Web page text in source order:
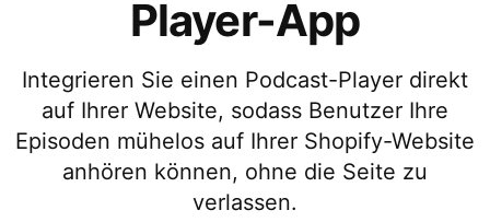
Player-App
Integrieren Sie einen Podcast-Player direkt
auf Ihrer Website, sodass Benutzer Ihre
Episoden mühelos auf Ihrer Shopify-Website
anhören können, ohne die Seite zu
verlassen.